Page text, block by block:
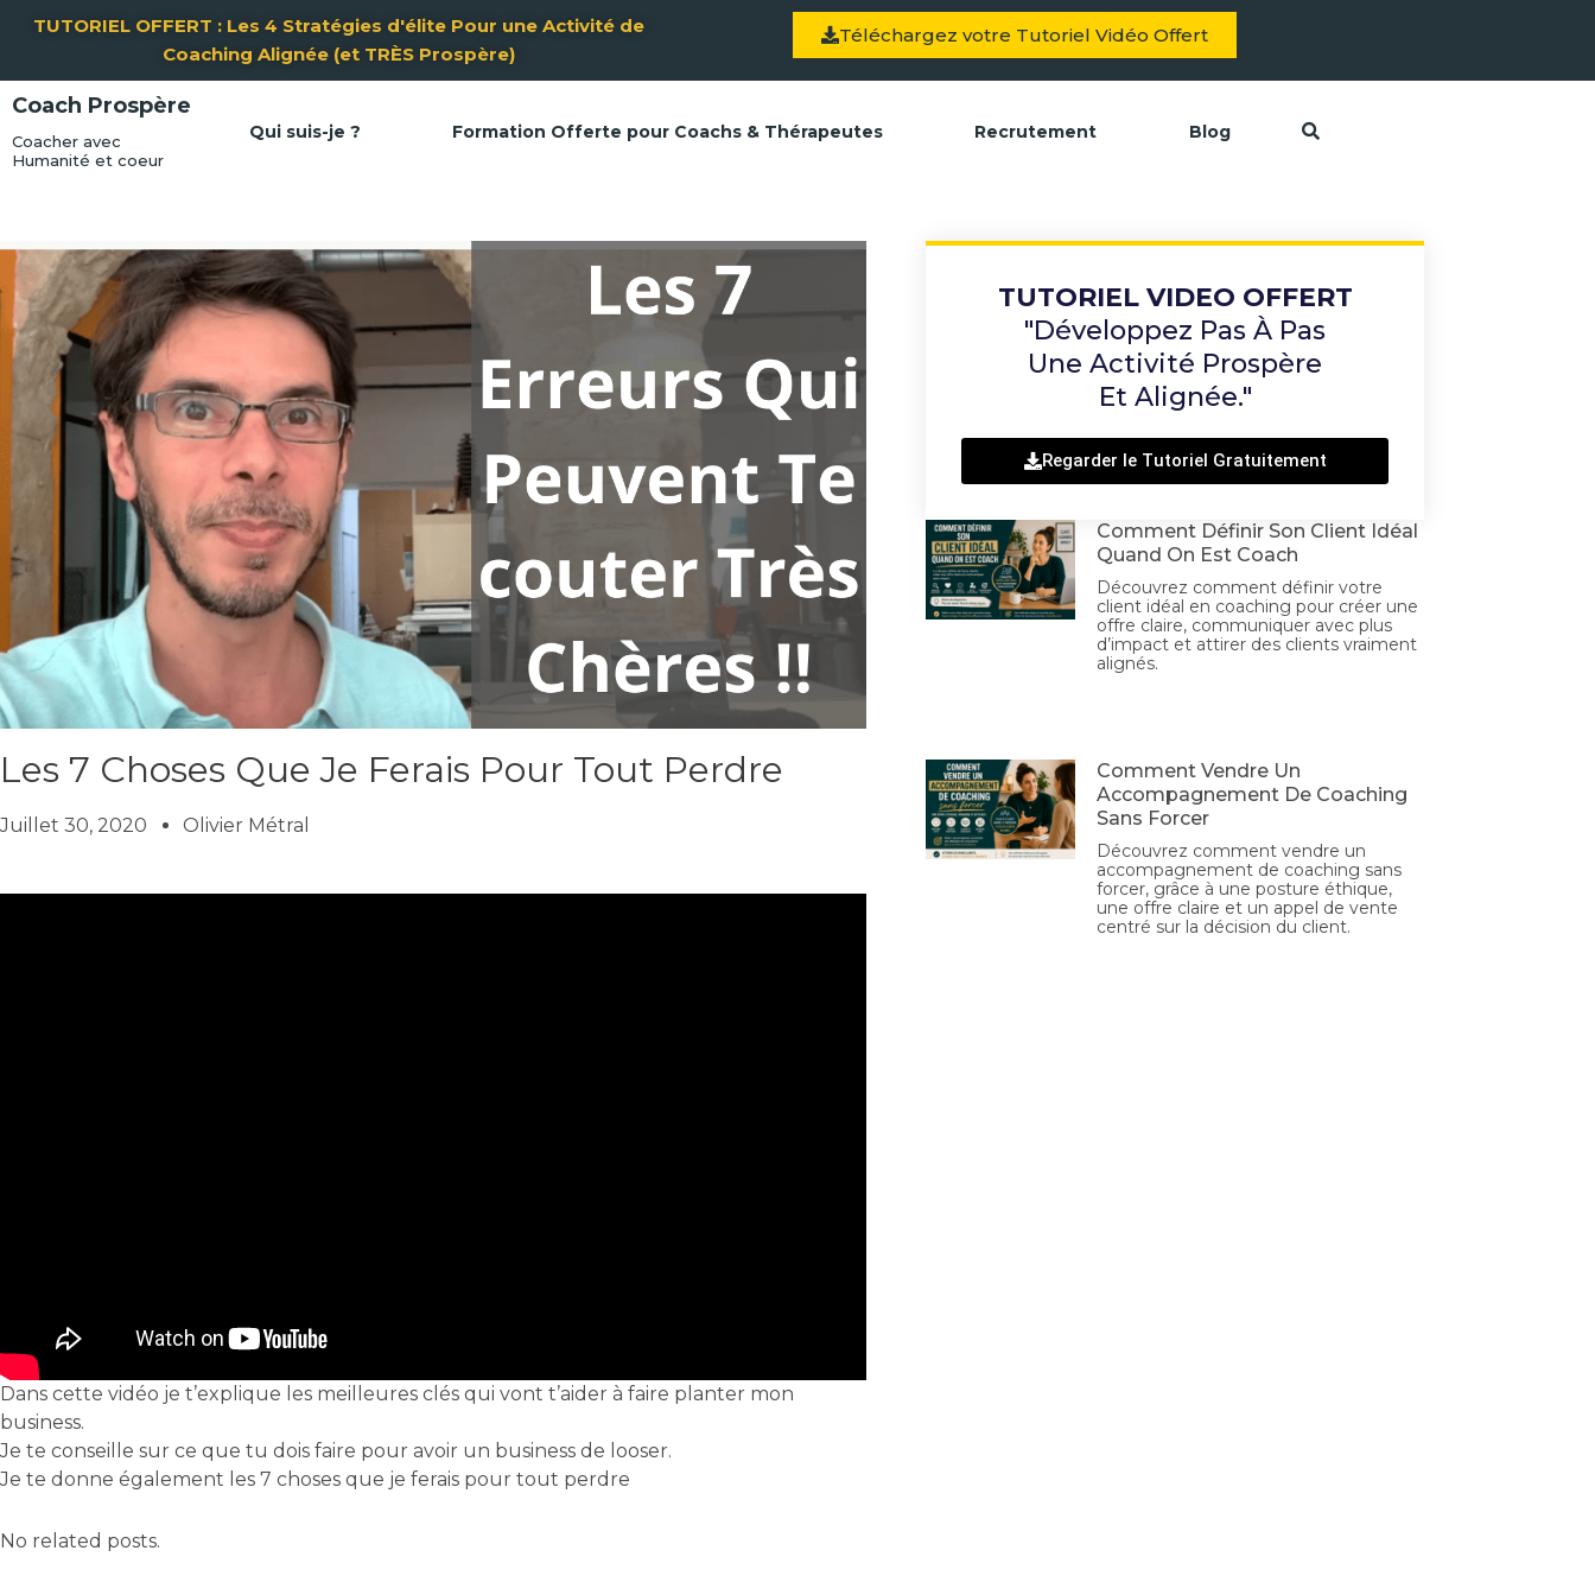
TUTORIEL OFFERT : Les 4 Stratégies d'élite Pour une Activité de
Coaching Alignée (et TRÈS Prospère)
Téléchargez votre Tutoriel Vidéo Offert
Coach Prospère
Coacher avec
Humanité et coeur
Qui suis-je ? Formation Offerte pour Coachs & Thérapeutes Recrutement Blog
Les 7 Choses Que Je Ferais Pour Tout Perdre
Juillet 30, 2020 Olivier Métral
Dans cette vidéo je t’explique les meilleures clés qui vont t’aider à faire planter mon
business.
Je te conseille sur ce que tu dois faire pour avoir un business de looser.
Je te donne également les 7 choses que je ferais pour tout perdre
No related posts.
TUTORIEL VIDEO OFFERT
"Développez Pas À Pas
Une Activité Prospère
Et Alignée."
Regarder le Tutoriel Gratuitement
Comment Définir Son Client Idéal
Quand On Est Coach
Découvrez comment définir votre
client idéal en coaching pour créer une
offre claire, communiquer avec plus
d’impact et attirer des clients vraiment
alignés.
Comment Vendre Un
Accompagnement De Coaching
Sans Forcer
Découvrez comment vendre un
accompagnement de coaching sans
forcer, grâce à une posture éthique,
une offre claire et un appel de vente
centré sur la décision du client.